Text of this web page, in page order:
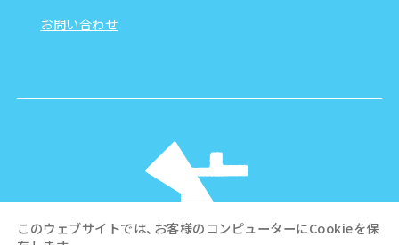
お問い合わせ
このウェブサイトでは、お客様のコンピューターにCookieを保